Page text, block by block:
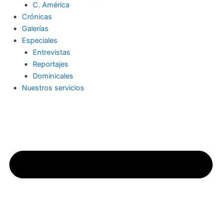
C. América
Crónicas
Galerías
Especiales
Entrevistas
Reportajes
Dominicales
Nuestros servicios